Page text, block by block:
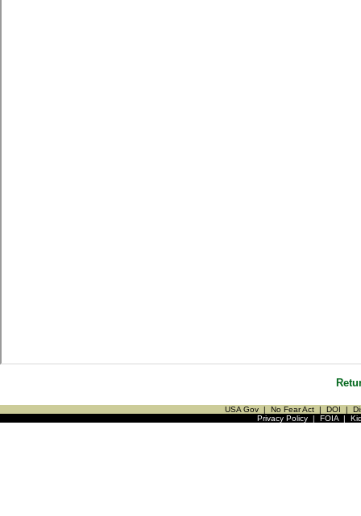
USA Gov | No Fear Act | DOI |
Privacy Policy| FOIA|